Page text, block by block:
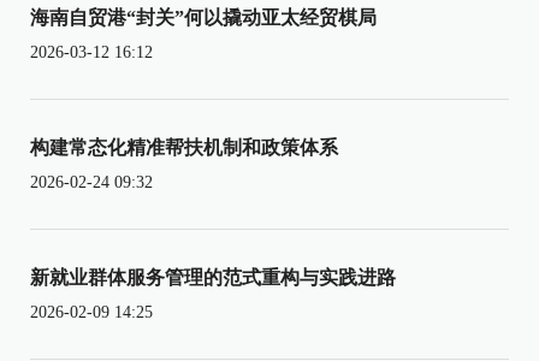
海南自贸港“封关”何以撬动亚太经贸棋局
2026-03-12 16:12
构建常态化精准帮扶机制和政策体系
2026-02-24 09:32
新就业群体服务管理的范式重构与实践进路
2026-02-09 14:25